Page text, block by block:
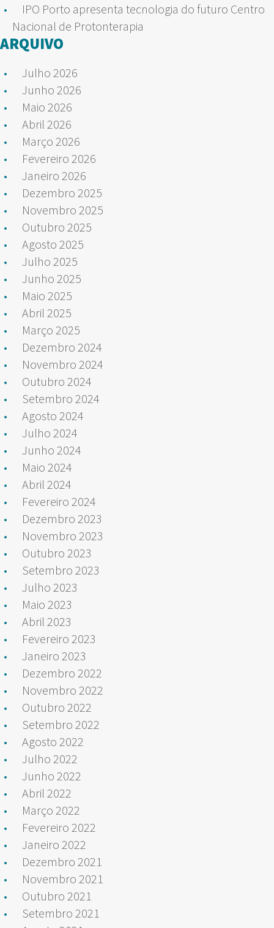
IPO Porto apresenta tecnologia do futuro Centro
Nacional de Protonterapia
ARQUIVO
Julho 2026
Junho 2026
Maio 2026
Abril 2026
Março 2026
Fevereiro 2026
Janeiro 2026
Dezembro 2025
Novembro 2025
Outubro 2025
Agosto 2025
Julho 2025
Junho 2025
Maio 2025
Abril 2025
Março 2025
Dezembro 2024
Novembro 2024
Outubro 2024
Setembro 2024
Agosto 2024
Julho 2024
Junho 2024
Maio 2024
Abril 2024
Fevereiro 2024
Dezembro 2023
Novembro 2023
Outubro 2023
Setembro 2023
Julho 2023
Maio 2023
Abril 2023
Fevereiro 2023
Janeiro 2023
Dezembro 2022
Novembro 2022
Outubro 2022
Setembro 2022
Agosto 2022
Julho 2022
Junho 2022
Abril 2022
Março 2022
Fevereiro 2022
Janeiro 2022
Dezembro 2021
Novembro 2021
Outubro 2021
Setembro 2021